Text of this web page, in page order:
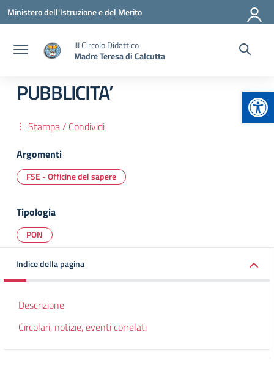
Vai ai contenuti
Vai al menu di navigazione
Vai al footer
Ministero dell'Istruzione e del Merito
III Circolo Didattico
Madre Teresa di Calcutta
PUBBLICITA’
Stampa / Condividi
Argomenti
FSE - Officine del sapere
Tipologia
PON
Indice della pagina
Descrizione
Circolari, notizie, eventi correlati